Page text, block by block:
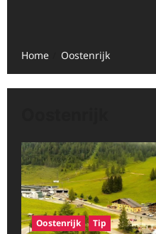
Home Oostenrijk
Oostenrijk Tip